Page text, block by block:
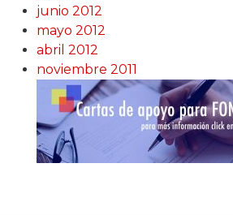
junio 2012
mayo 2012
abril 2012
noviembre 2011